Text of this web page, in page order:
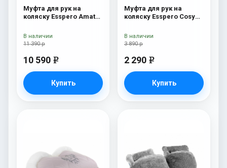
Муфта для рук на
коляску Esspero Amato
11 390 р
10 590 e
Купить
В наличии
Муфта для рук на
коляску Esspero Cosy
3 890 р
2 290 e
Купить
В наличии